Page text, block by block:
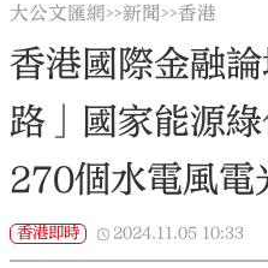
大公文匯網>>新聞>>香港
香港國際金融
路」國家能源
270個水電風電
香港即時 2024.11.05 10:33